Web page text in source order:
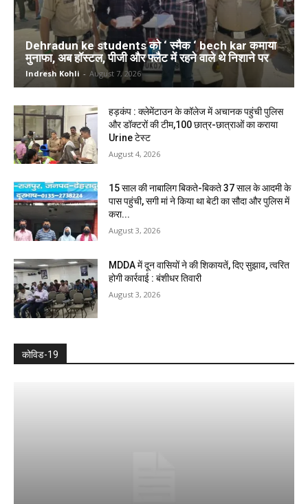
Dehradun ke students को ‘ स्मैक ‘ bech kar कमाया
मुनाफा, अब हॉस्टल, पीजी और फ्लैट में रहने वाले थे निशाने पर
Indresh Kohli - August 7, 2026
हड़कंप : क्लेमेंटाउन के कॉलेज में अचानक पहुंची पुलिस
और डॉक्टरों की टीम,100 छात्र-छात्राओं का कराया
Urine टेस्ट
August 4, 2026
15 साल की नाबालिग बिकते-बिकते 37 साल के आदमी के
पास पहुंची, सगी मां ने किया था बेटी का सौदा और पुलिस में
करा...
August 3, 2026
MDDA में दून वासियों ने की शिकायतें, दिए सुझाव, त्वरित
होगी कार्रवाई : बंशीधर तिवारी
August 3, 2026
कोविड-19